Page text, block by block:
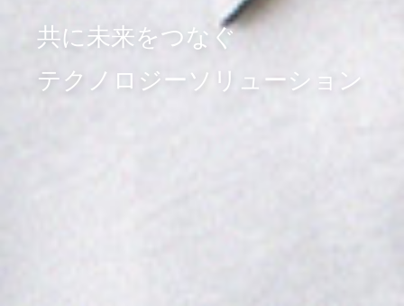
共に未来をつなぐ
テクノロジーソリューション